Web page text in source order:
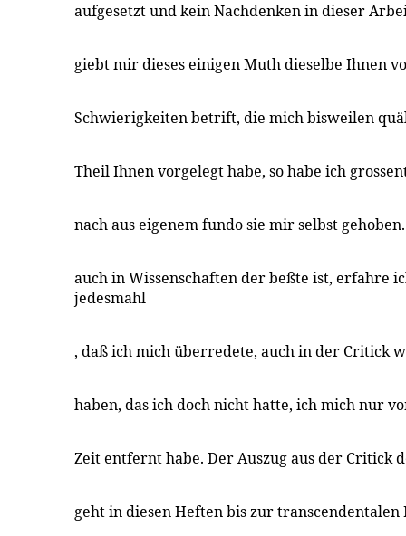
aufgesetzt und kein Nachdenken in dieser
giebt mir dieses einigen Muth dieselbe Ihnen
Schwierigkeiten betrift, die mich bisweilen
Theil Ihnen vorgelegt habe, so habe ich
nach aus eigenem fundo sie mir selbst
auch in Wissenschaften der beßte ist, erfahre
jedesmahl
, daß ich mich überredete, auch in der Critick
haben, das ich doch nicht hatte, ich mich nur
Zeit entfernt habe. Der Auszug aus der Critick
geht in diesen Heften bis zur transcendentalen